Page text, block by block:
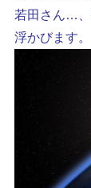
若田さん…、
浮かびます。